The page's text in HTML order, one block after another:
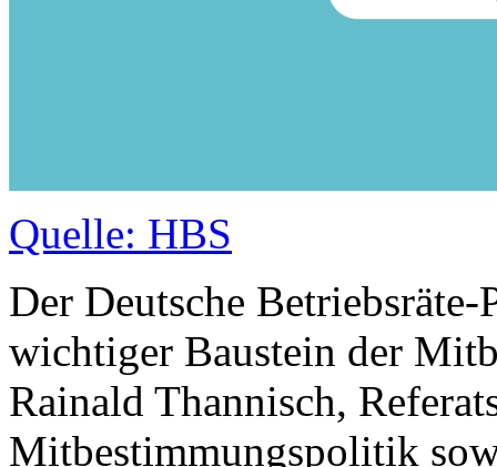
Quelle: HBS
Der Deutsche
wichtiger Baustein der
Rainald Thannisch,
Mitbestimmungspolitik